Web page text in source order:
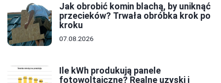
Jak obrobić komin blachą, by uniknąć
przecieków? Trwała obróbka krok po
kroku
07.08.2026
Ile kWh produkują panele
fotowoltaiczne? Realne uzyski i